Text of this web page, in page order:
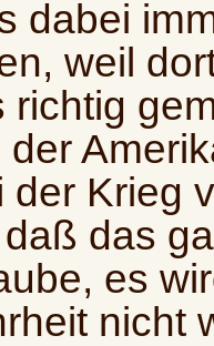
dabei
weil
richtig
der Krieg
das
es
nicht